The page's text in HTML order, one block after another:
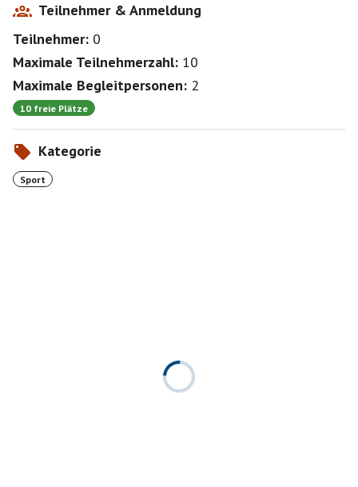
Teilnehmer & Anmeldung
Teilnehmer: 0
Maximale Teilnehmerzahl: 10
Maximale Begleitpersonen: 2
10 freie Plätze
Kategorie
Sport